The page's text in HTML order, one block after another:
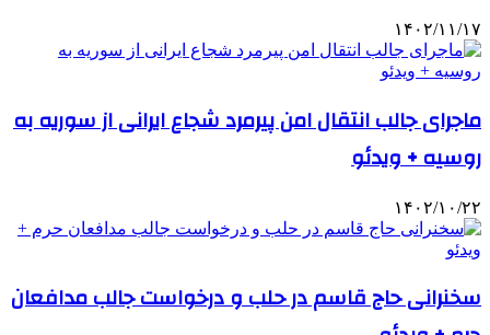
۱۴۰۲/۱۱/۱۷
ماجرای جالب انتقال امن پیرمرد شجاع ایرانی از سوریه به
روسیه + ویدئو
۱۴۰۲/۱۰/۲۲
سخنرانی حاج قاسم در حلب و درخواست جالب مدافعان